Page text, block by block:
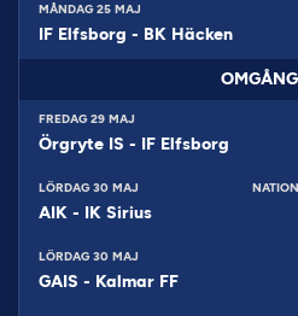
MÅNDAG 25 MAJ
IF Elfsborg - BK Häcken
OMGÅNG
FREDAG 29 MAJ
Örgryte IS - IF Elfsborg
LÖRDAG 30 MAJ
AIK - IK Sirius
LÖRDAG 30 MAJ
GAIS - Kalmar FF